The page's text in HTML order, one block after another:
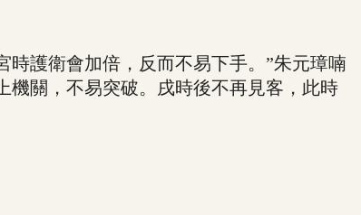
護衛會加倍，反而不易下手。”朱元璋喃
機關，不易突破。戌時後不再見客，此時